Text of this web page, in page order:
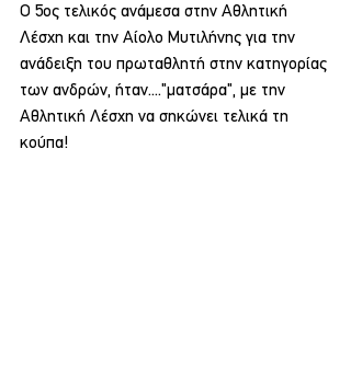
Ο 5ος τελικός ανάμεσα στην Αθλητική
Λέσχη και την Αίολο Μυτιλήνης για την
ανάδειξη του πρωταθλητή στην κατηγορίας
των ανδρών, ήταν...."ματσάρα", με την
Αθλητική Λέσχη να σηκώνει τελικά τη
κούπα!